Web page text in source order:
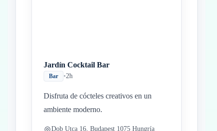
Jardín Cocktail Bar
Bar •2h
Disfruta de cócteles creativos en un
ambiente moderno.
Dob Utca 16, Budapest 1075 Hungría